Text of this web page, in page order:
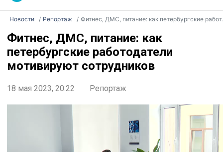
Новости Репортаж Фитнес, ДМС, питание: как петербургские работодатели мотивируют сотрудников
Фитнес, ДМС, питание: как
петербургские работодатели
мотивируют сотрудников
18 мая 2023, 20:22 Репортаж